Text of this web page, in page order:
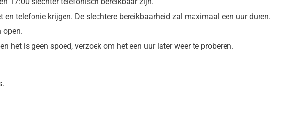
telefonie krijgen. De slechtere bereikbaarheid zal maximaal een uur duren.
open.
het is geen spoed, verzoek om het een uur later weer te proberen.